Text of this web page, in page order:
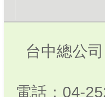
台中總公
電話：04-